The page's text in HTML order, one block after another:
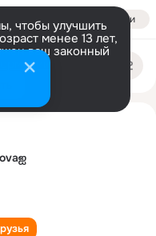
Войти
чтобы улучшить
менее 13 лет,
ваш законный